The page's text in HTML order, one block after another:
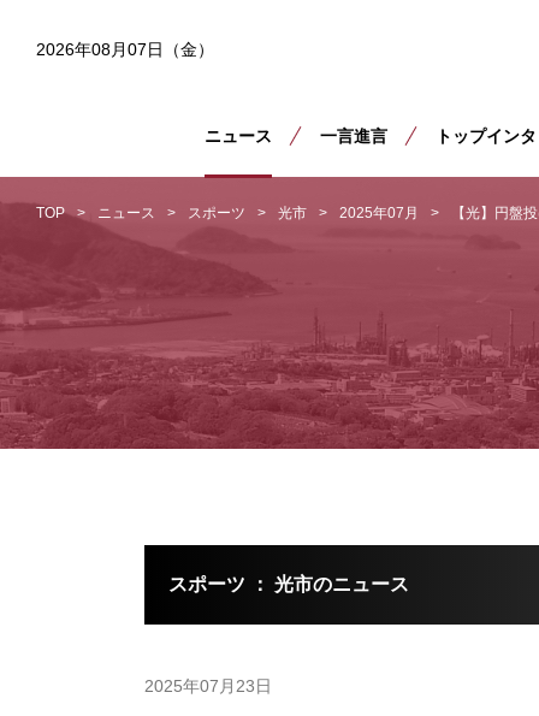
2026年08月07日（金）
ニュース 一言進言 トップイン
TOP ニュース スポーツ 光市 2025年07月 【光】円盤
スポーツ ： 光市のニュース
2025年07月23日